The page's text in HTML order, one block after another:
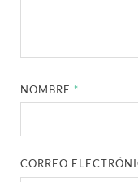
NOMBRE *
CORREO